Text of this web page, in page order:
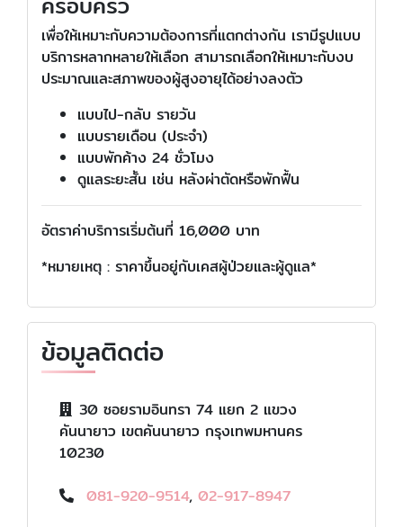
เพื่อให้เหมาะกับความต้องการที่แตกต่างกัน เรามีรูปแบบ
บริการหลากหลายให้เลือก สามารถเลือกให้เหมาะกับงบ
ประมาณและสภาพของผู้สูงอายุได้อย่างลงตัว
แบบไป-กลับ รายวัน
แบบรายเดือน (ประจำ)
แบบพักค้าง 24 ชั่วโมง
ดูแลระยะสั้น เช่น หลังผ่าตัดหรือพักฟื้น
อัตราค่าบริการเริ่มต้นที่ 16,000 บาท
*หมายเหตุ : ราคาขึ้นอยู่กับเคสผู้ป่วยและผู้ดูแล*
ข้อมูลติดต่อ
30 ซอยรามอินทรา 74 แยก 2 แขวง
คันนายาว เขตคันนายาว กรุงเทพมหานคร
10230
081-920-9514, 02-917-8947